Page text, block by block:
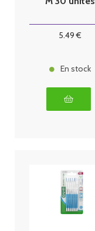
5.49 €
En stock